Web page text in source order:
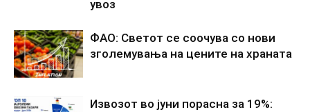
увоз
ФАО: Светот се соочува со нови
зголемувања на цените на храната
Извозот во јуни порасна за 19%: